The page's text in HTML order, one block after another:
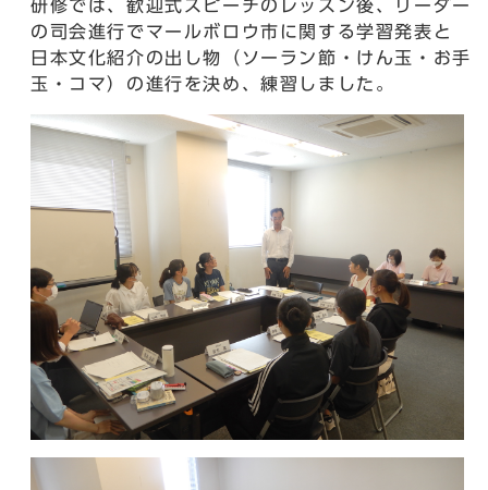
研修では、歓迎式スピーチのレッスン後、リーダー
の司会進行でマールボロウ市に関する学習発表と
日本文化紹介の出し物（ソーラン節・けん玉・お手
玉・コマ）の進行を決め、練習しました。